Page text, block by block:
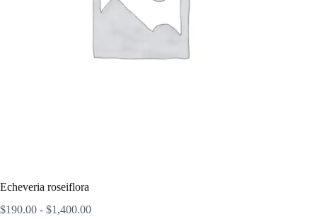
Echeveria roseiflora
$190.00 - $1,400.00Rango